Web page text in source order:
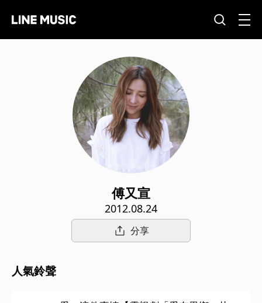
傅又宣
2012.08.24
分享
人氣鈴聲